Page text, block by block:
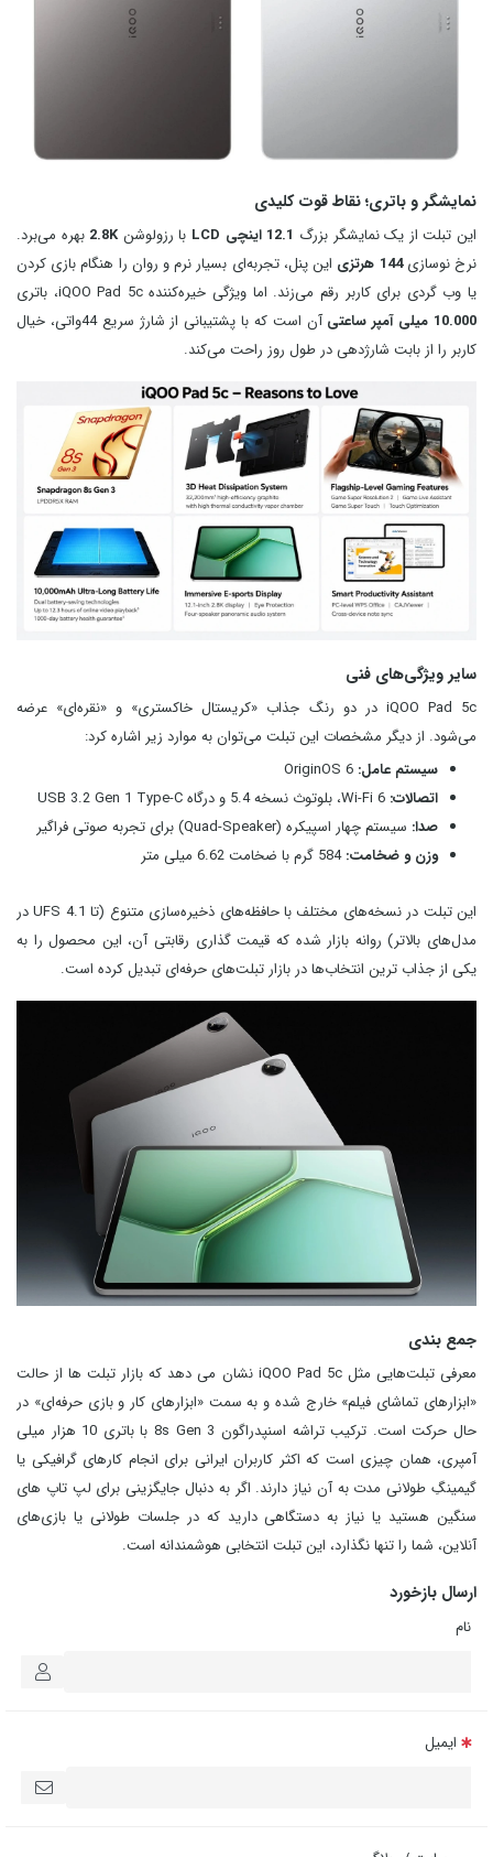
نمایشگر و باتری؛ نقاط قوت کلیدی
این تبلت از یک نمایشگر بزرگ 12.1 اینچی LCD با رزولوشن2.8K بهره می‌برد.
نرخ نوسازی144 هرتزی
این پنل، تجربه‌ای بسیار نرم و روان را هنگام بازی کردن
یا وب‌ گردی برای کاربر رقم می‌زند. اما ویژگی خیره‌کننده iQOO Pad 5c، باتری
10.000 میلی‌ آمپر ساعتی
آن است که با پشتیبانی از شارژ سریع 44واتی، خیال
کاربر را از بابت شارژدهی در طول روز راحت می‌کند.
سایر ویژگی‌های فنی
iQOO Pad 5c در دو رنگ جذاب «کریستال خاکستری» و «نقره‌ای» عرضه
می‌شود. از دیگر مشخصات این تبلت می‌توان به موارد زیر اشاره کرد:
سیستم عامل:
اتصالات:
صدا: سیستم چهار اسپیکره (Quad-Speaker) برای تجربه صوتی فراگیر
وزن و ضخامت:584 گرم با ضخامت 6.62 میلی‌ متر
این تبلت در نسخه‌های مختلف با حافظه‌های ذخیره‌سازی متنوع (تا UFS 4.1 در
مدل‌های بالاتر) روانه بازار شده که قیمت‌ گذاری رقابتی آن، این محصول را به
یکی از جذاب‌ ترین انتخاب‌ها در بازار تبلت‌های حرفه‌ای تبدیل کرده است.
جمع بندی
معرفی تبلت‌هایی مثل iQOO Pad 5c نشان می‌ دهد که بازار تبلت‌ ها از حالت
«ابزارهای تماشای فیلم» خارج شده و به سمت «ابزارهای کار و بازی حرفه‌ای» در
حال حرکت است. ترکیب تراشه اسنپدراگون 8s Gen 3 با باتری 10 هزار میلی‌
آمپری، همان چیزی است که اکثر کاربران ایرانی برای انجام کارهای گرافیکی یا
گیمینگِ طولانی‌ مدت به آن نیاز دارند. اگر به دنبال جایگزینی برای لپ‌ تاپ‌ های
سنگین هستید یا نیاز به دستگاهی دارید که در جلسات طولانی یا بازی‌های
آنلاین، شما را تنها نگذارد، این تبلت انتخابی هوشمندانه است.
ارسال بازخورد
نام
ایمیل